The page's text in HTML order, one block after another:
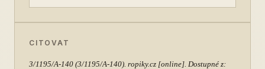
CITOVAT
3/1195/A-140 (3/1195/A-140). ropiky.cz [online]. Dostupné z: